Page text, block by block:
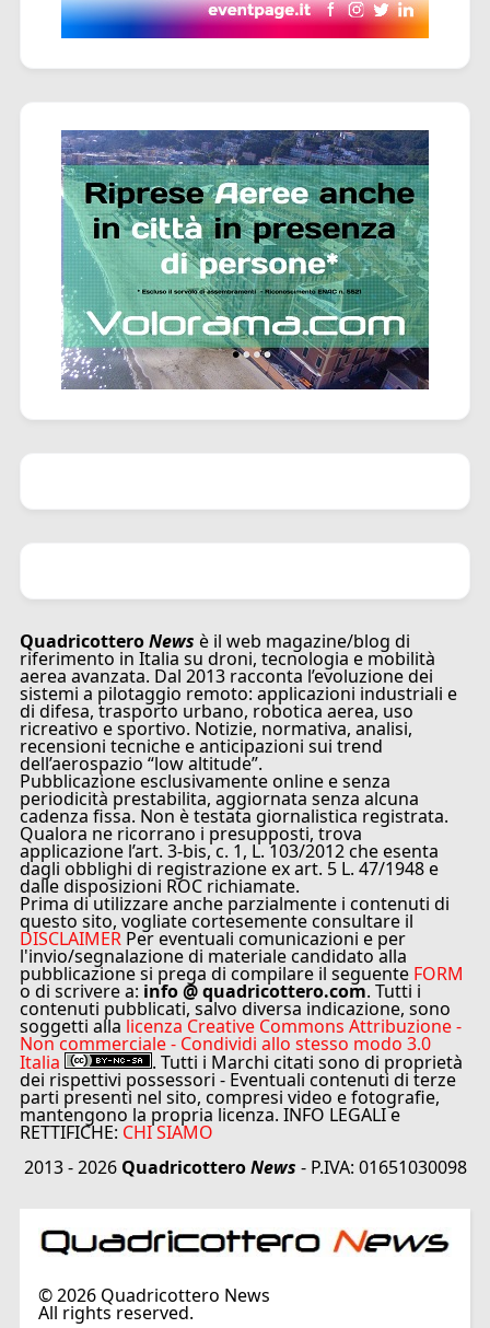
QuadricotteroNews è il web magazine/blog di
riferimento in Italia su droni, tecnologia e mobilità
aerea avanzata. Dal 2013 racconta l’evoluzione dei
sistemi a pilotaggio remoto: applicazioni industriali e
di difesa, trasporto urbano, robotica aerea, uso
ricreativo e sportivo. Notizie, normativa, analisi,
recensioni tecniche e anticipazioni sui trend
dell’aerospazio “low altitude”.
Pubblicazione esclusivamente online e senza
periodicità prestabilita, aggiornata senza alcuna
cadenza fissa. Non è testata giornalistica registrata.
Qualora ne ricorrano i presupposti, trova
applicazione l’art. 3-bis, c. 1, L. 103/2012 che esenta
dagli obblighi di registrazione ex art. 5 L. 47/1948 e
dalle disposizioni ROC richiamate.
Prima di utilizzare anche parzialmente i contenuti di
questo sito, vogliate cortesemente consultare il
DISCLAIMER Per eventuali comunicazioni e per
l'invio/segnalazione di materiale candidato alla
pubblicazione si prega di compilare il seguente FORM
o di scrivere a: info @ quadricottero.com. Tutti i
contenuti pubblicati, salvo diversa indicazione, sono
soggetti alla licenza Creative Commons Attribuzione -
Non commerciale - Condividi allo stesso modo 3.0
Italia . Tutti i Marchi citati sono di proprietà
dei rispettivi possessori - Eventuali contenuti di terze
parti presenti nel sito, compresi video e fotografie,
mantengono la propria licenza. INFO LEGALI e
RETTIFICHE: CHI SIAMO
2013 - 2026 QuadricotteroNews - P.IVA: 01651030098
©2026Quadricottero News
All rights reserved.